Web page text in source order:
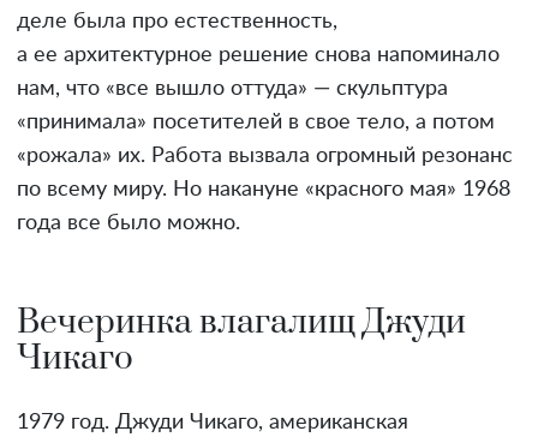
деле была про естественность,
а ее архитектурное решение снова напоминало
нам, что «все вышло оттуда» — скульптура
«принимала» посетителей в свое тело, а потом
«рожала» их. Работа вызвала огромный резонанс
по всему миру. Но накануне «красного мая» 1968
года все было можно.
Вечеринка влагалищ Джуди
Чикаго
1979 год. Джуди Чикаго, американская